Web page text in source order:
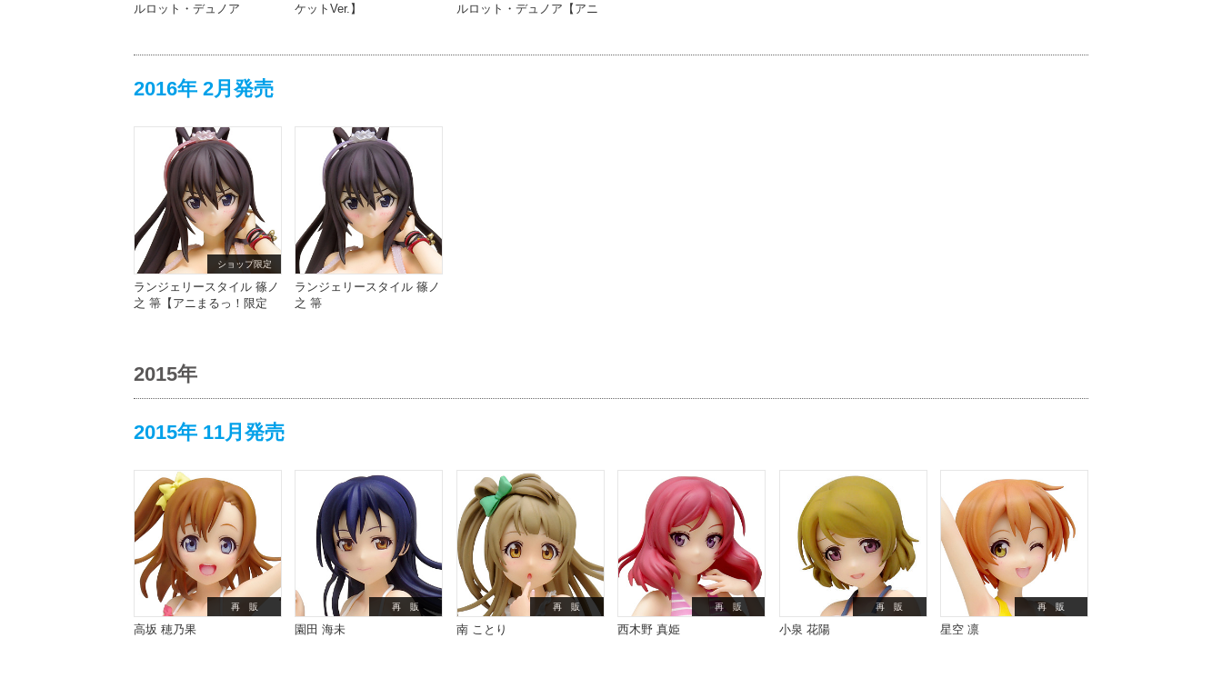
ルロット・デュノア
ケットVer.】
ルロット・デュノア【アニ
2016年 2月発売
ショップ限定
ランジェリースタイル 篠ノ
之 箒【アニまるっ！限定
ランジェリースタイル 篠ノ
之 箒
2015年
2015年 11月発売
再 販
高坂 穂乃果
再 販
園田 海未
再 販
南 ことり
再 販
西木野 真姫
再 販
小泉 花陽
再 販
星空 凛